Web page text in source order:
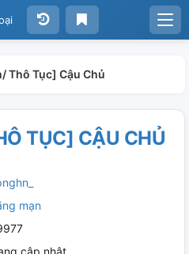
Thô Tục] Cậu Chủ
TỤC] CẬU CHỦ
mạn
cập nhật